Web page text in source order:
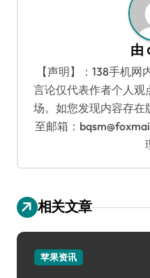
由
【声明】：138手机
言论仅代表作者个人观
场。如您发现内容存在
至邮箱：
相关文章
苹果资讯